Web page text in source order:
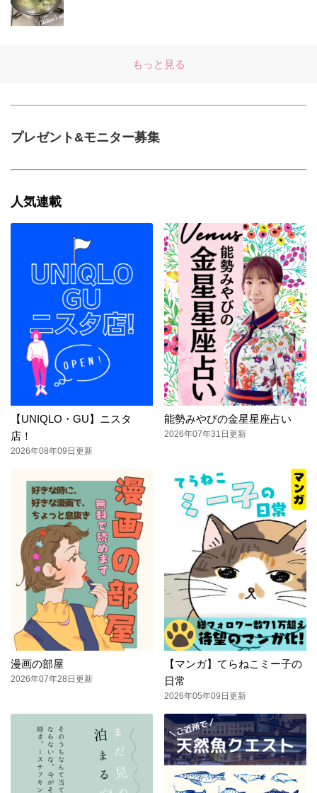
もっと見る
プレゼント&モニター募集
人気連載
【UNIQLO・GU】ニスタ
店！
2026年08年09日更新
能勢みやびの金星星座占い
2026年07年31日更新
漫画の部屋
2026年07年28日更新
【マンガ】てらねこミー子の
日常
2026年05年09日更新